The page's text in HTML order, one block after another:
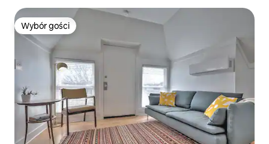
Wybór gości
Wybór gości